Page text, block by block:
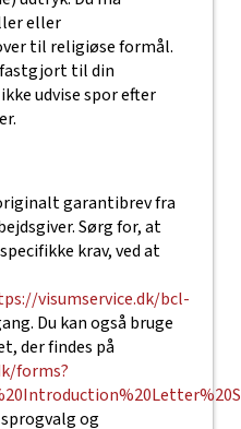
eller
til religiøse formål.
til din
udvise spor efter
garantibrev fra
Sørg for, at
krav, ved at
visumservice.dk/bcl-
Du kan også bruge
der findes på
forms?
og